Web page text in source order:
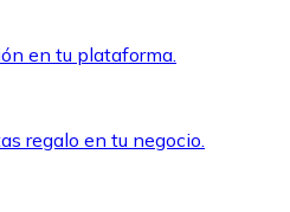
en tu plataforma.
regalo en tu negocio.